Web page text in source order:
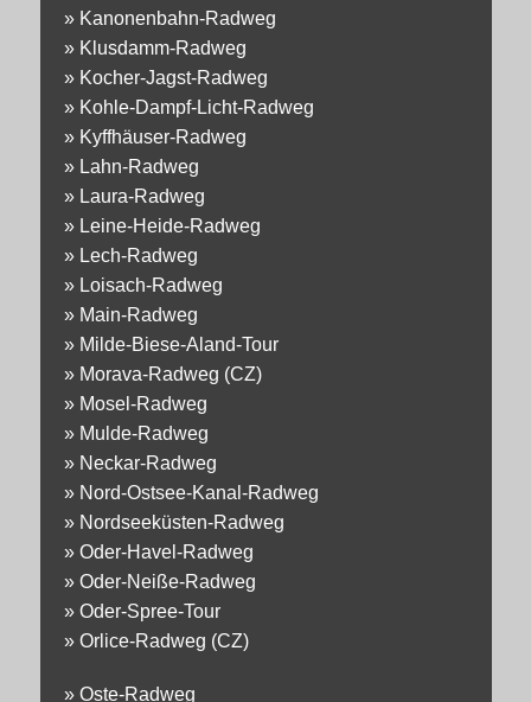
» Kanonenbahn-Radweg
» Klusdamm-Radweg
» Kocher-Jagst-Radweg
» Kohle-Dampf-Licht-Radweg
» Kyffhäuser-Radweg
» Lahn-Radweg
» Laura-Radweg
» Leine-Heide-Radweg
» Lech-Radweg
» Loisach-Radweg
» Main-Radweg
» Milde-Biese-Aland-Tour
» Morava-Radweg (CZ)
» Mosel-Radweg
» Mulde-Radweg
» Neckar-Radweg
» Nord-Ostsee-Kanal-Radweg
» Nordseeküsten-Radweg
» Oder-Havel-Radweg
» Oder-Neiße-Radweg
» Oder-Spree-Tour
» Orlice-Radweg (CZ)
» Oste-Radweg